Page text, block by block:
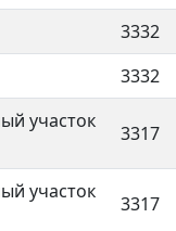
3332
3332
участок
3317
участок
3317